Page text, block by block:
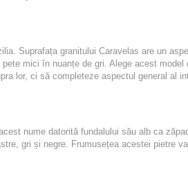
Suprafața granitului Caravelas are un
mici în nuanțe de gri. Alege acest model
lor, ci să completeze aspectul general al
nume datorită fundalului său alb ca
gri și negre. Frumusețea acestei pietre